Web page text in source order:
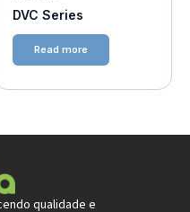
DVC Series
Read more
qualidade e